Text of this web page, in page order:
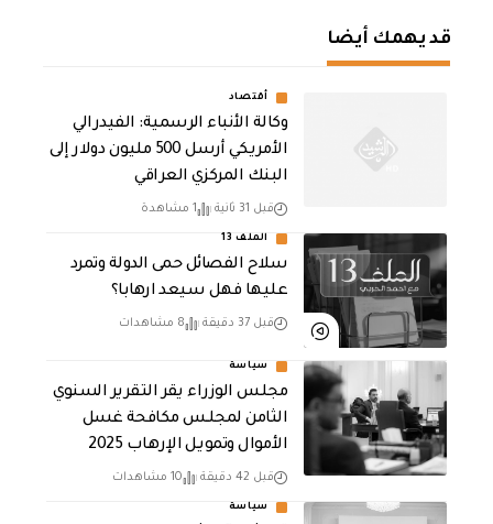
قد يهمك أيضا
أقتصاد
وكالة الأنباء الرسمية: الفيدرالي
الأمريكي أرسل 500 مليون دولار إلى
البنك المركزي العراقي
قبل 31 ثانية 1 مشاهدة
الملف 13
سلاح الفصائل حمى الدولة وتمرد
عليها فهل سيعد ارهابا؟
قبل 37 دقيقة 8 مشاهدات
سياسة
مجلس الوزراء يقر التقرير السنوي
الثامن لمجلـس مكافحة غسل
الأموال وتمويـل الإرهـاب 2025
قبل 42 دقيقة 10 مشاهدات
سياسة